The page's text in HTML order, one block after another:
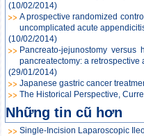
(10/02/2014)
A prospective randomized
uncomplicated acute
(10/02/2014)
Pancreato-jejunostomy
pancreatectomy: a retrospective
(29/01/2014)
Japanese gastric cancer
The Historical Perspective,
Những tin cũ hơn
Single-Incision Laparoscopic